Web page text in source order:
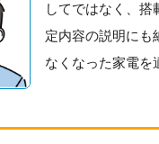
してではなく、
定内容の説明にも
なくなった家電を